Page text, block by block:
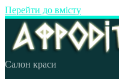
Перейти до вмісту
Салон краси